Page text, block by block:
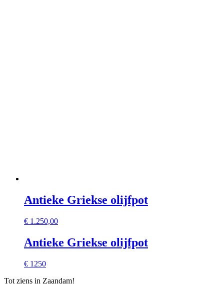
Antieke Griekse olijfpot
€ 1.250,00
Antieke Griekse olijfpot
€ 1250
Tot ziens in Zaandam!